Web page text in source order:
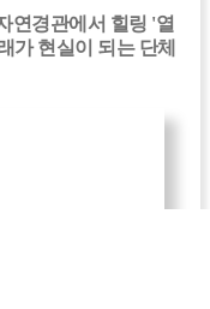
연경관에서 힐링 '열
가 현실이 되는 단체